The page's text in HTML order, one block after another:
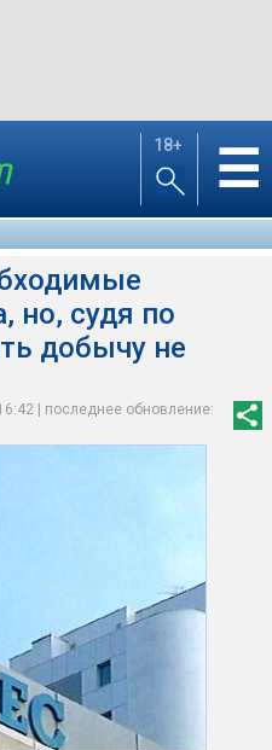
18+ ☰
но, судя по
добычу не
| последнее обновление: